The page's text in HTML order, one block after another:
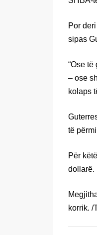
Por
sipas
“Ose
– ose
kolaps
të
Për
dollarë.
korrik. /